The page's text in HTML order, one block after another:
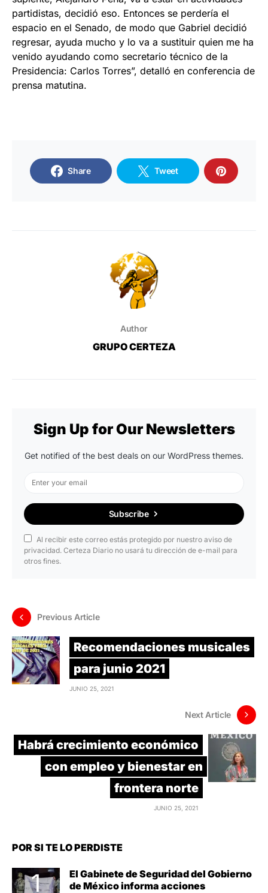
partidistas, decidió eso. Entonces se perdería el
espacio en el Senado, de modo que Gabriel decidió
regresar, ayuda mucho y lo va a sustituir quien me ha
venido ayudando como secretario técnico de la
Presidencia: Carlos Torres”, detalló en conferencia de
prensa matutina.
Share Tweet
Author
GRUPO CERTEZA
Sign Up for Our Newsletters
Get notified of the best deals on our WordPress themes.
Subscribe
Al recibir este correo estás protegido por nuestro aviso de
privacidad. Certeza Diario no usará tu dirección de e-mail para
otros fines.
Previous Article
Recomendaciones musicales
para junio 2021
JUNIO 25, 2021
Next Article
Habrá crecimiento económico
con empleo y bienestar en
frontera norte
JUNIO 25, 2021
POR SI TE LO PERDISTE
El Gabinete de Seguridad del Gobierno
de México informa acciones